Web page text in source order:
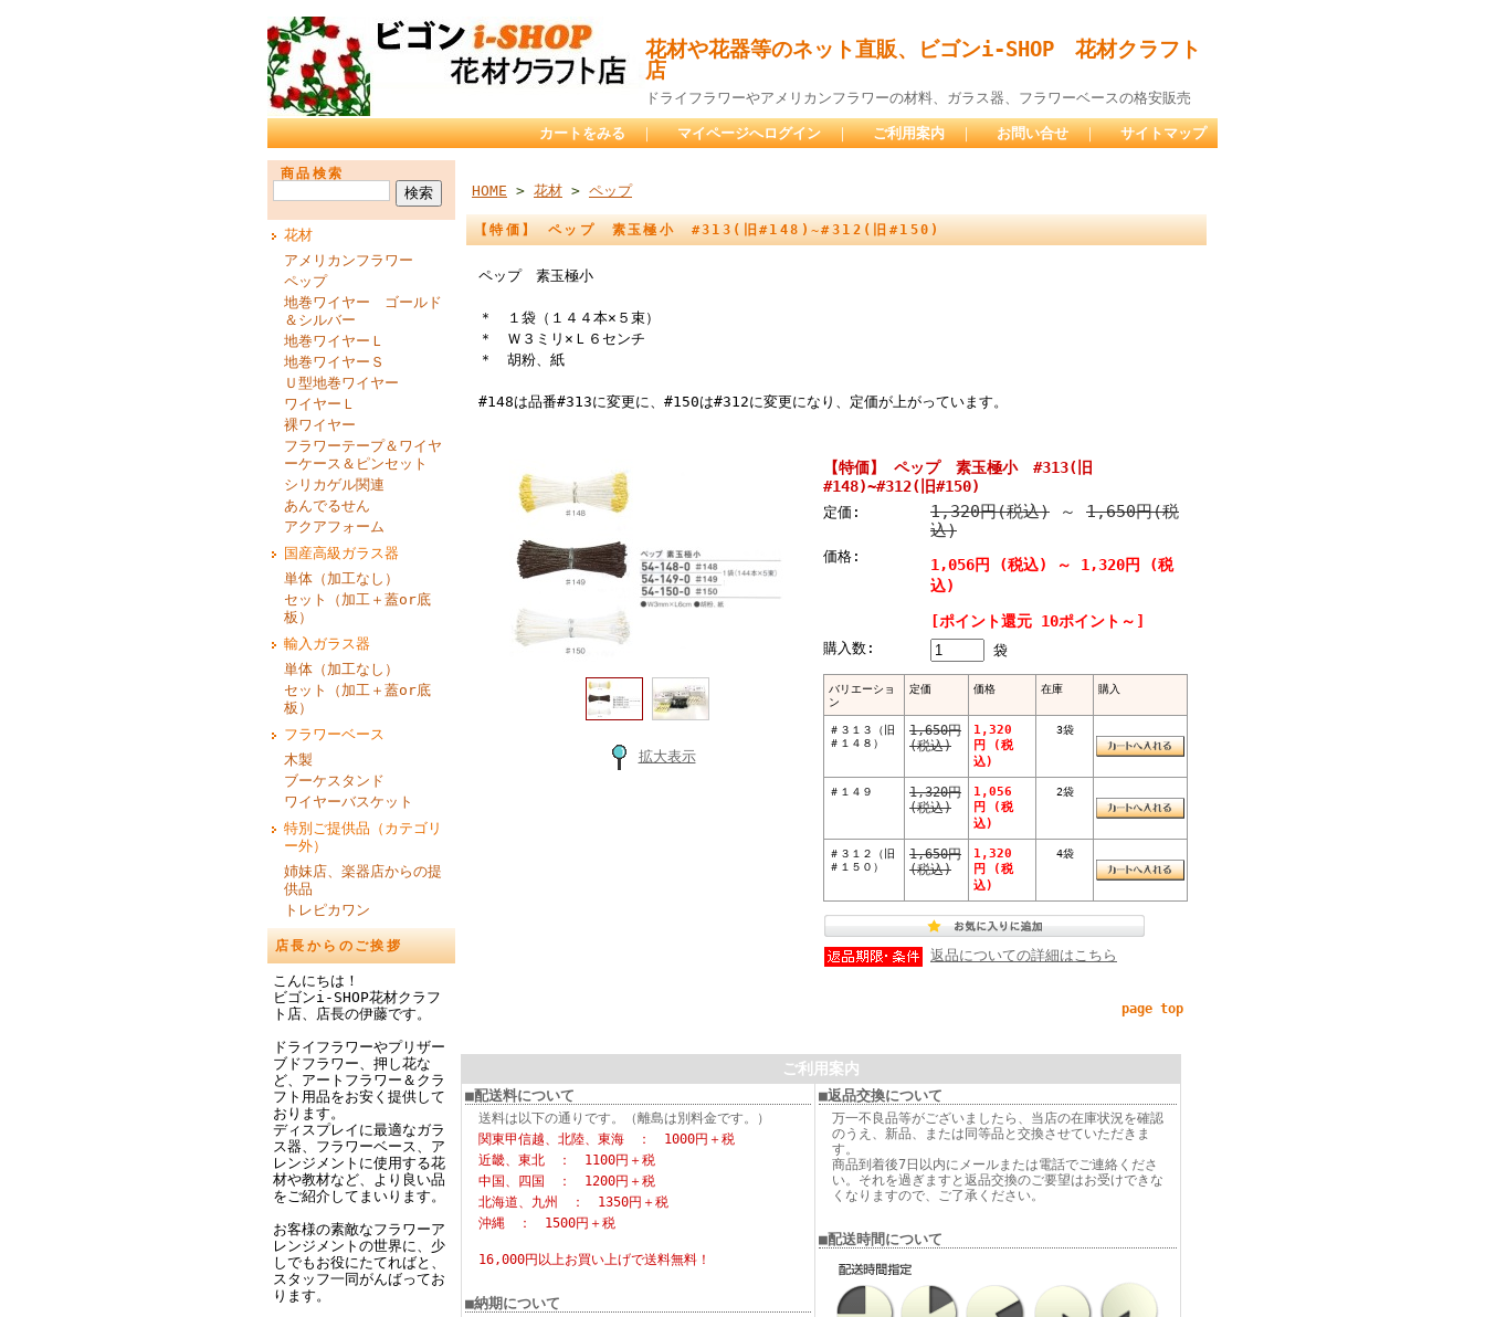
花材や花器等のネット直販、ビゴンi-SHOP 花材クラフト
店
ドライフラワーやアメリカンフラワーの材料、ガラス器、フラワーベースの格安販売
カートをみる ｜ マイページへログイン ｜ ご利用案内 ｜ お問い合せ ｜ サイトマップ
商品検索
花材
アメリカンフラワー
ペップ
地巻ワイヤー ゴールド
＆シルバー
地巻ワイヤーＬ
地巻ワイヤーＳ
Ｕ型地巻ワイヤー
ワイヤーＬ
裸ワイヤー
フラワーテープ＆ワイヤ
ーケース＆ピンセット
シリカゲル関連
あんでるせん
アクアフォーム
国産高級ガラス器
単体（加工なし）
セット（加工＋蓋or底
板）
輸入ガラス器
単体（加工なし）
セット（加工＋蓋or底
板）
フラワーベース
木製
ブーケスタンド
ワイヤーバスケット
特別ご提供品（カテゴリ
ー外）
姉妹店、楽器店からの提
供品
トレピカワン
店長からのご挨拶
こんにちは！
ビゴンi-SHOP花材クラフ
ト店、店長の伊藤です。
ドライフラワーやプリザー
ブドフラワー、押し花な
ど、アートフラワー＆クラ
フト用品をお安く提供して
おります。
ディスプレイに最適なガラ
ス器、フラワーベース、ア
レンジメントに使用する花
材や教材など、より良い品
をご紹介してまいります。
お客様の素敵なフラワーア
レンジメントの世界に、少
しでもお役にたてればと、
スタッフ一同がんばってお
ります。
HOME > 花材 > ペップ
【特価】 ペップ 素玉極小 #313(旧#148)~#312(旧#150)
ペップ 素玉極小
＊ １袋（１４４本×５束）
＊ Ｗ３ミリ×Ｌ６センチ
＊ 胡粉、紙
#148は品番#313に変更に、#150は#312に変更になり、定価が上がっています。
拡大表示
【特価】 ペップ 素玉極小 #313(旧
#148)~#312(旧#150)
定価: 1,320円(税込) ～
1,650円(税
込)
価格: 1,056円 (税込) ～
1,320円 (税
込)
[ポイント還元 10ポイント～]
購入数: 袋
バリエーショ
ン
定価 価格 在庫 購入
＃３１３（旧
＃１４８）
1,650円
(税込)
1,320
円 (税
込)
3袋
＃１４９
1,320円
(税込)
1,056
円 (税
込)
2袋
＃３１２（旧
＃１５０）
1,650円
(税込)
1,320
円 (税
込)
4袋
返品についての詳細はこちら
page top
ご利用案内
■配送料について
送料は以下の通りです。（離島は別料金です。）
関東甲信越、北陸、東海 ： 1000円＋税
近畿、東北 ： 1100円＋税
中国、四国 ： 1200円＋税
北海道、九州 ： 1350円＋税
沖縄 ： 1500円＋税
16,000円以上お買い上げで送料無料！
■納期について
■返品交換について
万一不良品等がございましたら、当店の在庫状況を確認
のうえ、新品、または同等品と交換させていただきま
す。
商品到着後7日以内にメールまたは電話でご連絡くださ
い。それを過ぎますと返品交換のご要望はお受けできな
くなりますので、ご了承ください。
■配送時間について